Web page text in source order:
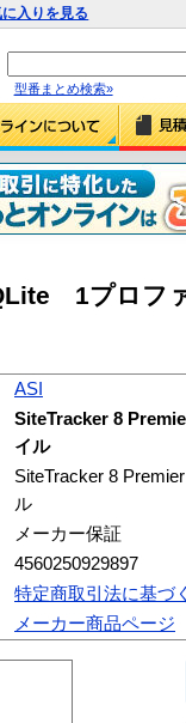
に入りを見る
型番まとめ検索»
1プロフ
ASI
SiteTracker 8
イル
SiteTracker 8
ル
メーカー保証
4560250929897
特定商取引法に基づ
メーカー商品ページ